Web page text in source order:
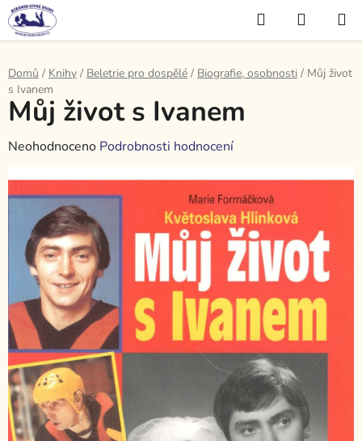
Přejít
na
obsah
Hledat
KOŠÍK
Domů / Knihy / Beletrie pro dospělé / Biografie, osobnosti / Můj život
s Ivanem
Můj život s Ivanem
Průměrné
hvězdiček.
Neohodnoceno Podrobnosti hodnocení